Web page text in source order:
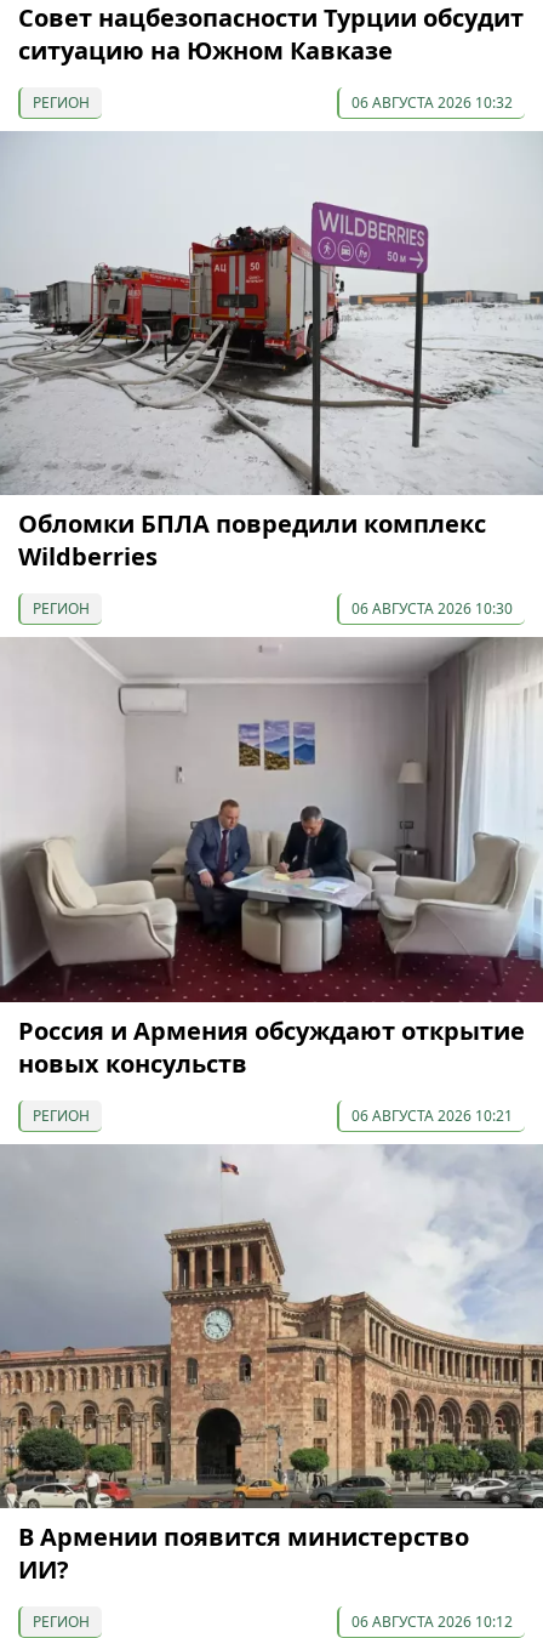
Совет нацбезопасности Турции обсудит
ситуацию на Южном Кавказе
РЕГИОН 06 АВГУСТА 2026 10:32
Обломки БПЛА повредили комплекс
Wildberries
РЕГИОН 06 АВГУСТА 2026 10:30
Россия и Армения обсуждают открытие
новых консульств
РЕГИОН 06 АВГУСТА 2026 10:21
В Армении появится министерство
ИИ?
РЕГИОН 06 АВГУСТА 2026 10:12